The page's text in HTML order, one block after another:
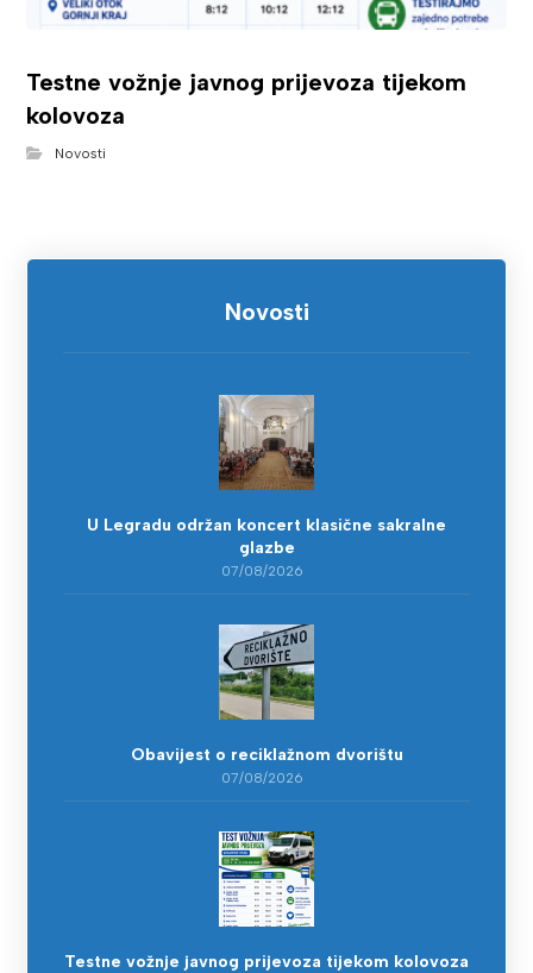
Testne vožnje javnog prijevoza tijekom
kolovoza
Novosti
Novosti
U Legradu održan koncert klasične sakralne
glazbe
07/08/2026
Obavijest o reciklažnom dvorištu
07/08/2026
Testne vožnje javnog prijevoza tijekom kolovoza